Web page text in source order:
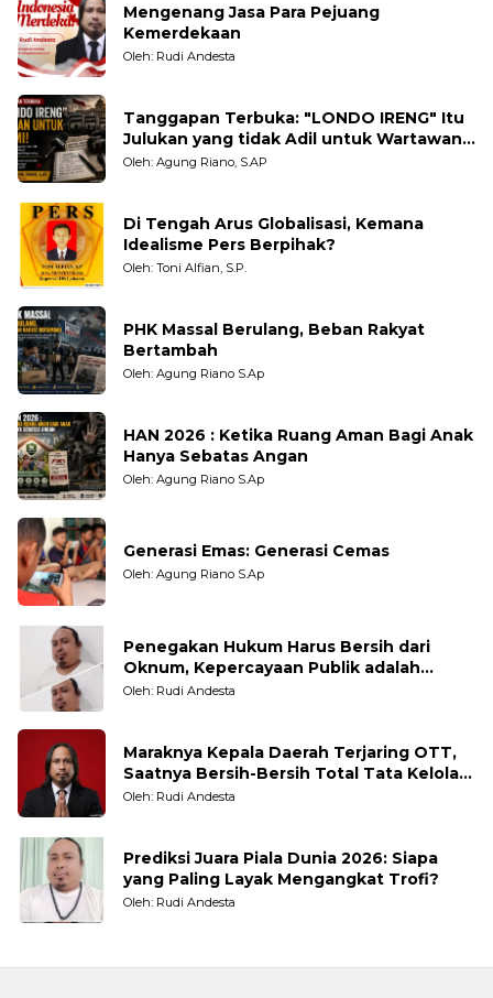
Mengenang Jasa Para Pejuang
Kemerdekaan
Oleh: Rudi Andesta
Tanggapan Terbuka: "LONDO IRENG" Itu
Julukan yang tidak Adil untuk Wartawan,
Pengamat dan LSM
Oleh: Agung Riano, S.AP
Di Tengah Arus Globalisasi, Kemana
Idealisme Pers Berpihak?
Oleh: Toni Alfian, S.P.
PHK Massal Berulang, Beban Rakyat
Bertambah
Oleh: Agung Riano S.Ap
HAN 2026 : Ketika Ruang Aman Bagi Anak
Hanya Sebatas Angan
Oleh: Agung Riano S.Ap
Generasi Emas: Generasi Cemas
Oleh: Agung Riano S.Ap
Penegakan Hukum Harus Bersih dari
Oknum, Kepercayaan Publik adalah
Taruhannya
Oleh: Rudi Andesta
Maraknya Kepala Daerah Terjaring OTT,
Saatnya Bersih-Bersih Total Tata Kelola
Pemerintahan
Oleh: Rudi Andesta
Prediksi Juara Piala Dunia 2026: Siapa
yang Paling Layak Mengangkat Trofi?
Oleh: Rudi Andesta